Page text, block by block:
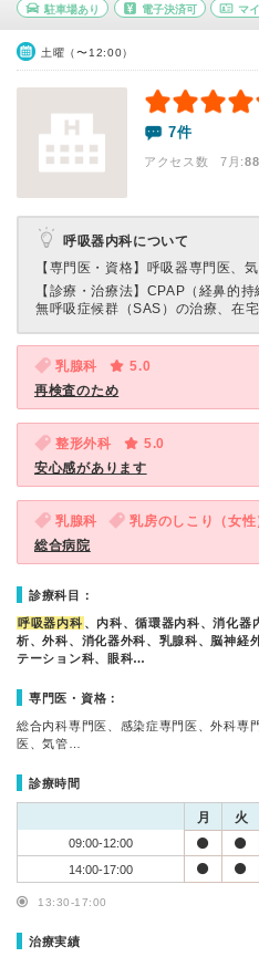
駐車場あり 電子決済可 マ
土曜（〜12:00）
7件
アクセス数 7月:
呼吸器内科について
【専門医・資格】 呼吸器専門医、
【診療・治療法】 CPAP（経鼻的
無呼吸症候群（SAS）の治療、在
乳腺科
5.0
再検査のため
整形外科
5.0
安心感があります
乳腺科 乳房のしこり（女性
総合病院
診療科目：
呼吸器内科 、内科、循環器内科、消化器
析、外科、消化器外科、乳腺科、脳神経
テーション科、眼科…
専門医・資格：
総合内科専門医、感染症専門医、外科専
医、気管…
診療時間
月 火
09:00-12:00
14:00-17:00
13:30-17:00
治療実績